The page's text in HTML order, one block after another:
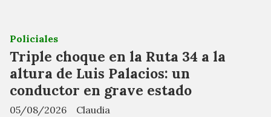
Triple choque en la Ruta 34 a la
altura de Luis Palacios: un
conductor en grave estado
Claudia
Policiales
05/08/2026